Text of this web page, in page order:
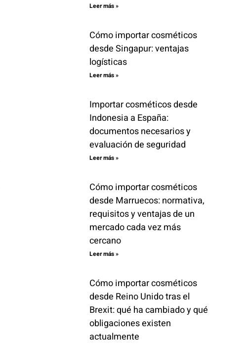
Leer más »
Cómo importar cosméticos
desde Singapur: ventajas
logísticas
Leer más »
Importar cosméticos desde
Indonesia a España:
documentos necesarios y
evaluación de seguridad
Leer más »
Cómo importar cosméticos
desde Marruecos: normativa,
requisitos y ventajas de un
mercado cada vez más
cercano
Leer más »
Cómo importar cosméticos
desde Reino Unido tras el
Brexit: qué ha cambiado y qué
obligaciones existen
actualmente